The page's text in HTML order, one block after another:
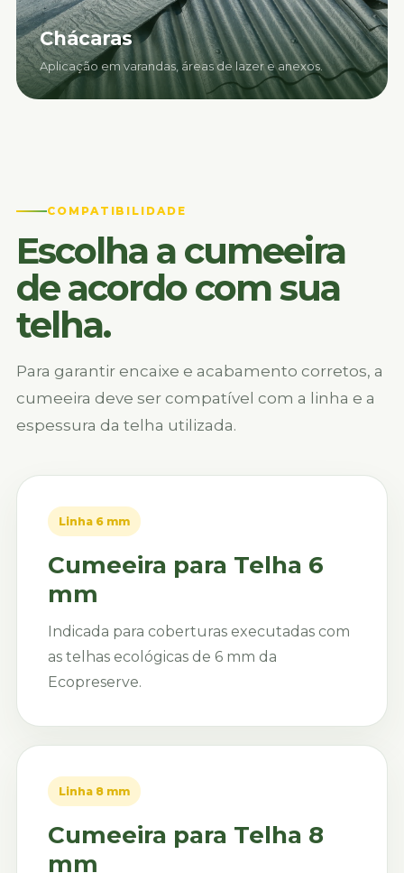
Chácaras
Aplicação em varandas, áreas de lazer e anexos.
COMPATIBILIDADE
Escolha a cumeeira
de acordo com sua
telha.
Para garantir encaixe e acabamento corretos, a
cumeeira deve ser compatível com a linha e a
espessura da telha utilizada.
Linha 6 mm
Cumeeira para Telha 6
mm
Indicada para coberturas executadas com
as telhas ecológicas de 6 mm da
Ecopreserve.
Linha 8 mm
Cumeeira para Telha 8
mm